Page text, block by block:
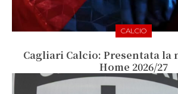
CALCIO
Cagliari Calcio: Presentata la
Home 2026/27